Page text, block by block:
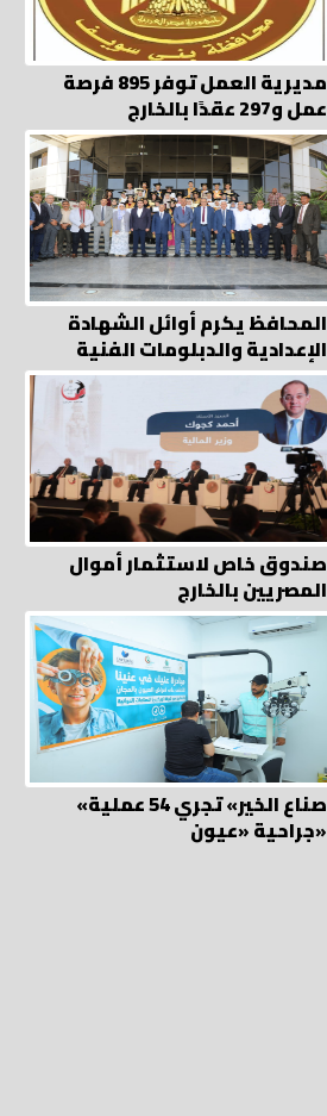
مديرية العمل توفر 895 فرصة
عمل و297 عقدًا بالخارج
المحافظ يكرم أوائل الشهادة
الإعدادية والدبلومات الفنية
صندوق خاص لاستثمار أموال
المصريين بالخارج
«صناع الخير» تجري 54 عملية
جراحية «عيون»